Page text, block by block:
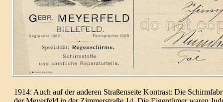
1914: Auch auf der anderen Straßen­seite Kontrast: Die